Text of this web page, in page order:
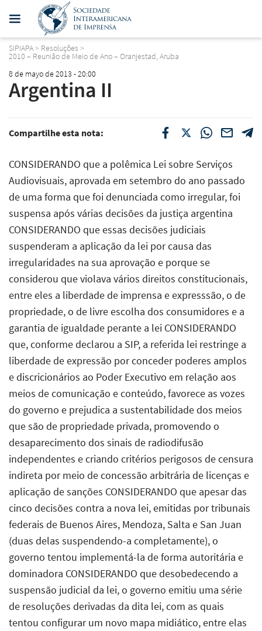
SIPIAPA> Resoluções >
2010 – Reunião de Meio de Ano – Oranjestad, Aruba
8 de mayo de 2013 - 20:00
Argentina II
Compartilhe esta nota:
CONSIDERANDO que a polêmica Lei sobre Serviços
Audiovisuais, aprovada em setembro do ano passado
de uma forma que foi denunciada como irregular, foi
suspensa após várias decisões da justiça argentina
CONSIDERANDO que essas decisões judiciais
suspenderam a aplicação da lei por causa das
irregularidades na sua aprovação e porque se
considerou que violava vários direitos constitucionais,
entre eles a liberdade de imprensa e expresssão, o de
propriedade, o de livre escolha dos consumidores e a
garantia de igualdade perante a lei CONSIDERANDO
que, conforme declarou a SIP, a referida lei restringe a
liberdade de expressão por conceder poderes amplos
e discricionários ao Poder Executivo em relação aos
meios de comunicação e conteúdo, favorece as vozes
do governo e prejudica a sustentabilidade dos meios
que são de propriedade privada, promovendo o
desaparecimento dos sinais de radiodifusão
independentes e criando critérios perigosos de censura
indireta por meio de concessão arbitrária de licenças e
aplicação de sanções CONSIDERANDO que apesar das
cinco decisões contra a nova lei, emitidas por tribunais
federais de Buenos Aires, Mendoza, Salta e San Juan
(duas delas suspendendo-a completamente), o
governo tentou implementá-la de forma autoritária e
dominadora CONSIDERANDO que desobedecendo a
suspensão judicial da lei, o governo emitiu uma série
de resoluções derivadas da dita lei, com as quais
tentou configurar um novo mapa midiático, entre elas